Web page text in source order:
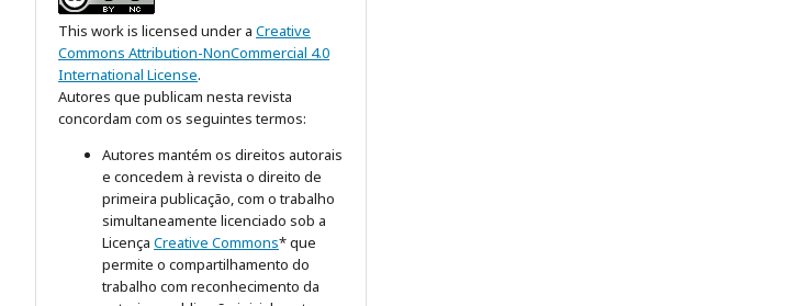
This work is licensed under a Creative
Commons Attribution-NonCommercial 4.0
International License.
Autores que publicam nesta revista
concordam com os seguintes termos:
Autores mantém os direitos autorais
e concedem à revista o direito de
primeira publicação, com o trabalho
simultaneamente licenciado sob a
Licença Creative Commons* que
permite o compartilhamento do
trabalho com reconhecimento da